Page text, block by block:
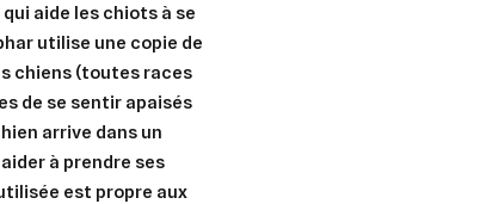
aide les chiots à se
utilise une copie de
chiens (toutes races
de se sentir apaisés
arrive dans un
à prendre ses
est propre aux